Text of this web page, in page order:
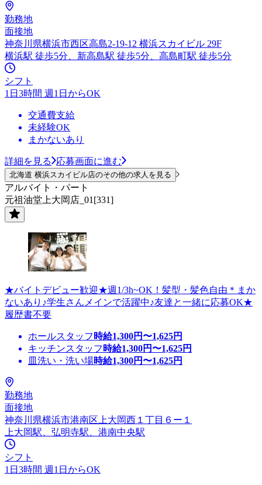
勤務地
面接地
神奈川県横浜市西区高島2-19-12 横浜スカイビル 29F
横浜駅 徒歩5分、新高島駅 徒歩5分、高島町駅 徒歩5分
シフト
1日3時間 週1日からOK
交通費支給
未経験OK
まかないあり
詳細を見る 応募画面に進む
北海道 横浜スカイビル店のその他の求人を見る
アルバイト・パート
元祖油堂上大岡店_01[331]
★バイトデビュー歓迎★週1/3h~OK！髪型・髪色自由＊まか
ないあり♪学生さんメインで活躍中♪友達と一緒に応募OK★
履歴書不要
ホールスタッフ 時給1,300円〜1,625円
キッチンスタッフ 時給1,300円〜1,625円
皿洗い・洗い場時給1,300円〜1,625円
勤務地
面接地
神奈川県横浜市港南区上大岡西１丁目６ー１
上大岡駅、弘明寺駅、港南中央駅
シフト
1日3時間 週1日からOK